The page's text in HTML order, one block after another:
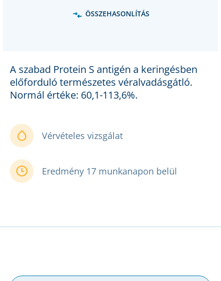
A szabad Protein S antigén a keringésben
előforduló természetes véralvadásgátló.
Normál értéke: 60,1-113,6%.
Vérvételes vizsgálat
Eredmény 17 munkanapon belül
ÖSSZEHASONLÍTÁS